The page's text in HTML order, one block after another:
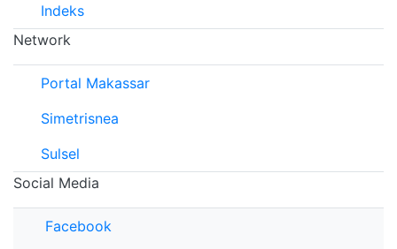
Indeks
Network
Portal Makassar
Simetrisnea
Sulsel
Social Media
Facebook